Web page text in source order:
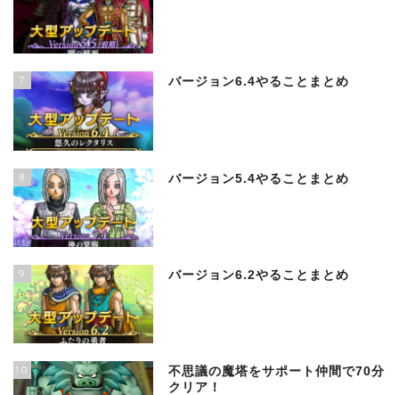
7 バージョン6.4やることまとめ
8 バージョン5.4やることまとめ
9 バージョン6.2やることまとめ
10
不思議の魔塔をサポート仲間で70分
クリア！